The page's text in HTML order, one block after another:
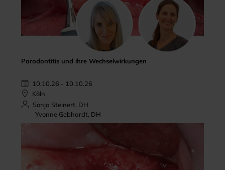
Parodontitis und ihre Wechselwirkungen
10.10.26 - 10.10.26
Köln
Sonja Steinert, DH
Yvonne Gebhardt, DH